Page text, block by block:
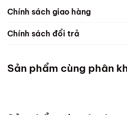
Chính sách giao hàng
1. Freeship & Lắp đặt cho
Miền Bắc
Chính sách đổi trả
Sản phẩm cùng phân